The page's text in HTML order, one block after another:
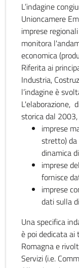
L’indagine
Unioncamere
imprese
monitora
economica
Riferita ai
Industria,
l’indagine è
L'elaborazione,
storica dal
imprese
stretto)
dinamica
imprese
fornisce
imprese
dati sulla
Una specifica
è poi dedicata ai
Romagna e
Servizi (i.e.